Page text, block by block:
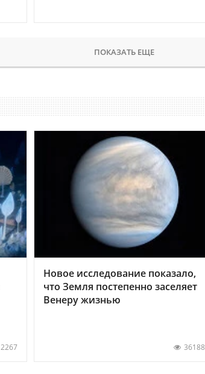
ПОКАЗАТЬ ЕЩЕ
2267
Новое исследование показало,
что Земля постепенно заселяет
Венеру жизнью
36188